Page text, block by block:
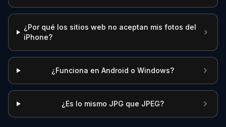
¿Por qué los sitios web no aceptan mis fotos del
iPhone?
¿Funciona en Android o Windows?
¿Es lo mismo JPG que JPEG?